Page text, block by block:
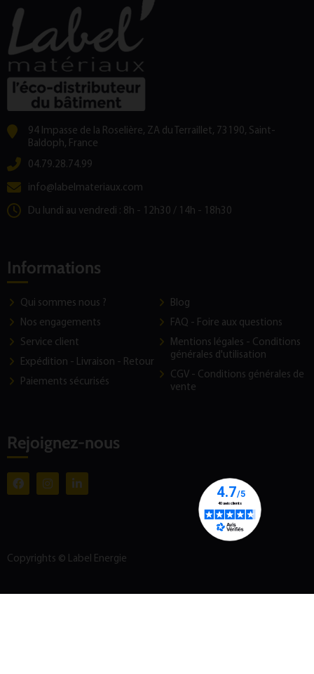
94 Impasse de la Roselière, ZA du Terraillet, 73190, Saint-
Baldoph, France
04.79.28.74.99
info@labelmateriaux.com
Du lundi au vendredi : 8h - 12h30 / 14h - 18h30
Informations
Qui sommes nous ?
Nos engagements
Service client
Expédition - Livraison - Retour
Paiements sécurisés
Blog
FAQ - Foire aux questions
Mentions légales - Conditions
générales d'utilisation
CGV - Conditions générales de
vente
Rejoignez-nous
Copyrights © Label Energie